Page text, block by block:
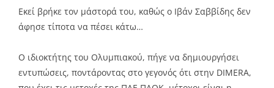
Εκεί βρήκε τον μάστορά του, καθώς ο Ιβάν Σαββίδης δεν
άφησε τίποτα να πέσει κάτω…
Ο ιδιοκτήτης του Ολυμπιακού, πήγε να δημιουργήσει
εντυπώσεις, ποντάροντας στο γεγονός ότι στην DIMERA,